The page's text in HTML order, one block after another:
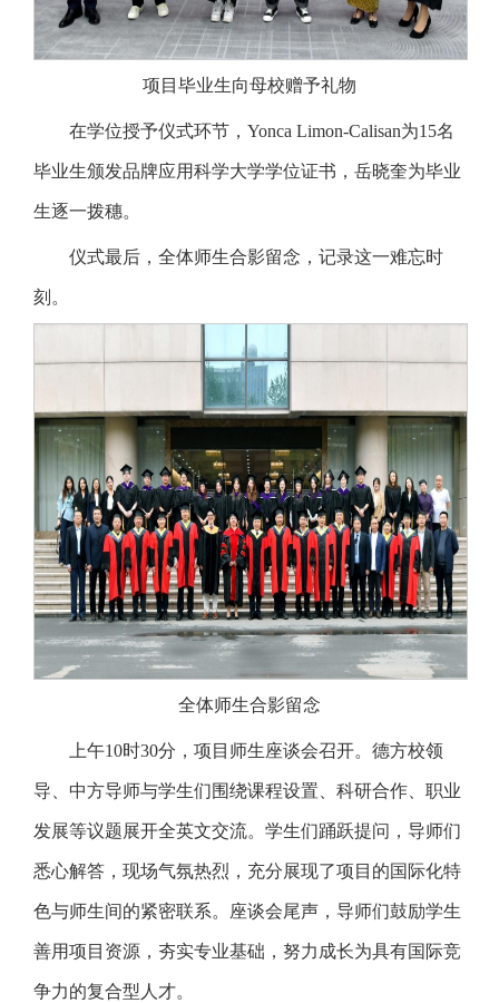
项目毕业生向母校赠予礼物
在学位授予仪式环节，Yonca Limon-Calisan为15名
毕业生颁发品牌应用科学大学学位证书，岳晓奎为毕业
生逐一拨穗。
仪式最后，全体师生合影留念，记录这一难忘时
刻。
全体师生合影留念
上午10时30分，项目师生座谈会召开。德方校领
导、中方导师与学生们围绕课程设置、科研合作、职业
发展等议题展开全英文交流。学生们踊跃提问，导师们
悉心解答，现场气氛热烈，充分展现了项目的国际化特
色与师生间的紧密联系。座谈会尾声，导师们鼓励学生
善用项目资源，夯实专业基础，努力成长为具有国际竞
争力的复合型人才。